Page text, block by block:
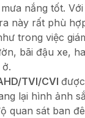
nắng tốt.
này rất phù
trong việc
bãi đậu xe,
TVI/CVI
lại hình ảnh
quan sát ban